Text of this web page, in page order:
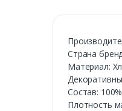
Страна
Материал:
Состав:
Плотность